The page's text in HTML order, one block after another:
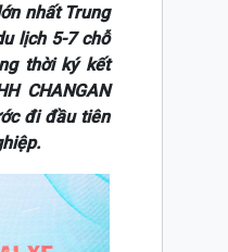
nhất Trung
lịch 5-7 chỗ
thời ký kết
CHANGAN
đi đầu tiên